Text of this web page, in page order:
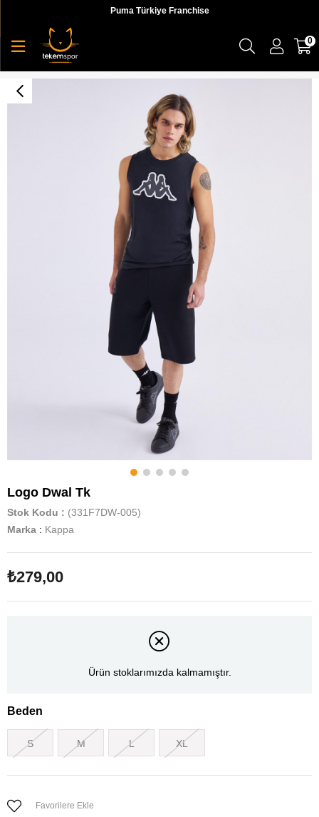
Puma Türkiye Franchise
0
Logo Dwal Tk
Stok Kodu
(331F7DW-005)
Marka : Kappa
₺279,00
Ürün stoklarımızda kalmamıştır.
Beden
S M L XL
Favorilere Ekle